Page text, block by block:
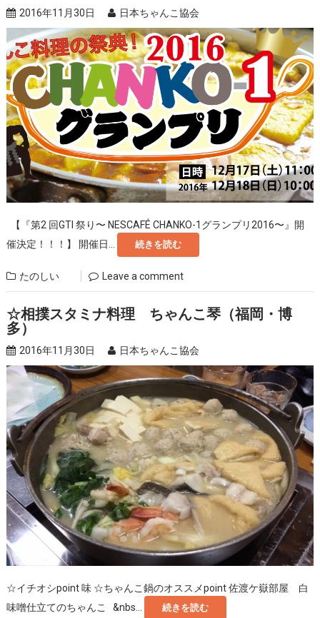
2016年11月30日 日本ちゃんこ協会
【『第2 回GTI 祭り〜 NESCAFÉ CHANKO-1グランプリ2016〜』開
催決定！！！】 開催日...
続きを読む
たのしい Leave a comment
☆相撲スタミナ料理 ちゃんこ琴（福岡・博
多）
2016年11月30日 日本ちゃんこ協会
☆イチオシpoint 味 ☆ちゃんこ鍋のオススメpoint 佐渡ケ嶽部屋 白
味噌仕立てのちゃんこ &nbs...
続きを読む